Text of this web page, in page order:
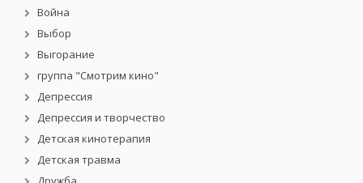
Война
Выбор
Выгорание
группа "Смотрим кино"
Депрессия
Депрессия и творчество
Детская кинотерапия
Детская травма